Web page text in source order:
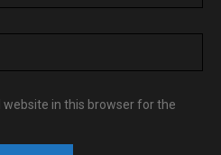
website in this browser for the